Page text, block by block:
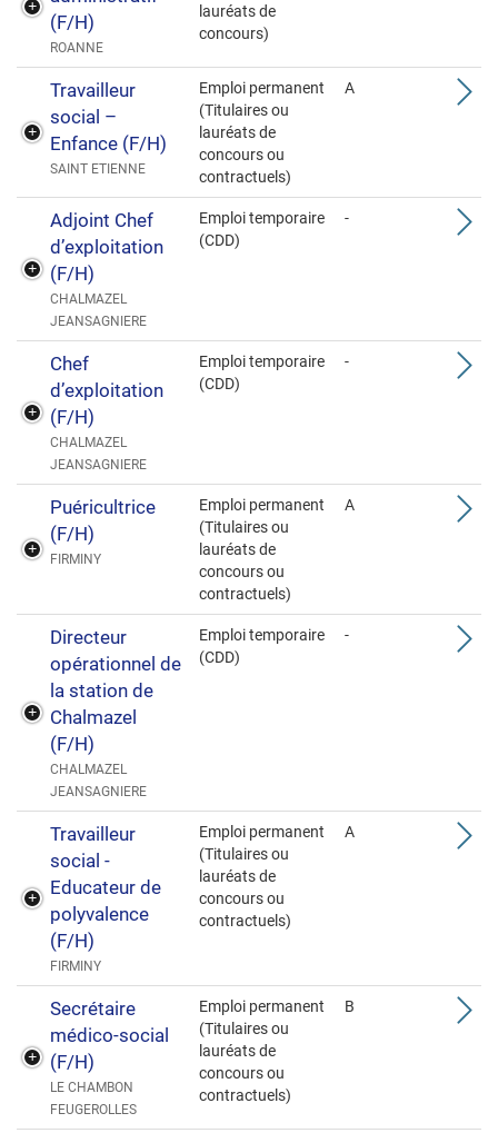
(F/H)
ROANNE
lauréats de
concours)
Travailleur
social –
Enfance (F/H)
SAINT ETIENNE
Emploi permanent
(Titulaires ou
lauréats de
concours ou
contractuels)
A
Adjoint Chef
d’exploitation
(F/H)
CHALMAZEL
JEANSAGNIERE
Emploi temporaire
(CDD)
-
Chef
d’exploitation
(F/H)
CHALMAZEL
JEANSAGNIERE
Emploi temporaire
(CDD)
-
Puéricultrice
(F/H)
FIRMINY
Emploi permanent
(Titulaires ou
lauréats de
concours ou
contractuels)
A
Directeur
opérationnel de
la station de
Chalmazel
(F/H)
CHALMAZEL
JEANSAGNIERE
Emploi temporaire
(CDD)
-
Travailleur
social -
Educateur de
polyvalence
(F/H)
FIRMINY
Emploi permanent
(Titulaires ou
lauréats de
concours ou
contractuels)
A
Secrétaire
médico-social
(F/H)
LE CHAMBON
FEUGEROLLES
Emploi permanent
(Titulaires ou
lauréats de
concours ou
contractuels)
B